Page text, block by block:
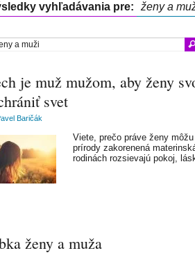
vyhľadávania pre: ženy a
je muž mužom, aby ženy
svet
Baričák
Viete, prečo práve ženy
prírody zakorenená
rodinách rozsievajú pokoj,
ženy a muža